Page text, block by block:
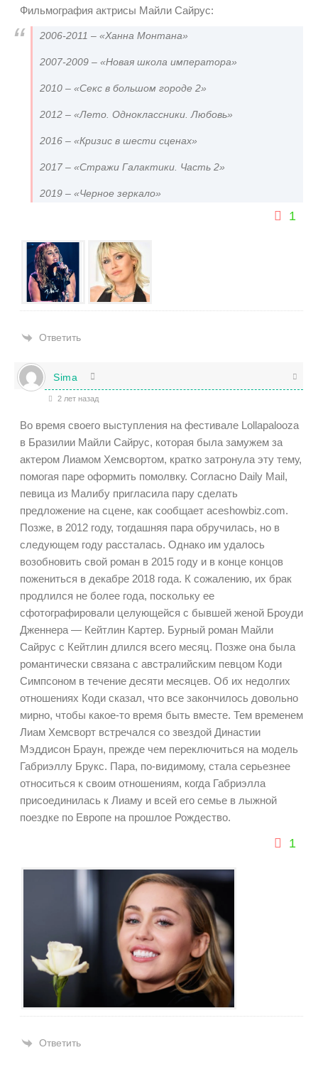
Фильмография актрисы Майли Сайрус:
2006-2011 – «Ханна Монтана»
2007-2009 – «Новая школа императора»
2010 – «Секс в большом городе 2»
2012 – «Лето. Одноклассники. Любовь»
2016 – «Кризис в шести сценах»
2017 – «Стражи Галактики. Часть 2»
2019 – «Черное зеркало»
1
Ответить
Sima
2 лет назад
Во время своего выступления на фестивале Lollapalooza
в Бразилии Майли Сайрус, которая была замужем за
актером Лиамом Хемсвортом, кратко затронула эту тему,
помогая паре оформить помолвку. Согласно Daily Mail,
певица из Малибу пригласила пару сделать
предложение на сцене, как сообщает aceshowbiz.com.
Позже, в 2012 году, тогдашняя пара обручилась, но в
следующем году рассталась. Однако им удалось
возобновить свой роман в 2015 году и в конце концов
пожениться в декабре 2018 года. К сожалению, их брак
продлился не более года, поскольку ее
сфотографировали целующейся с бывшей женой Броуди
Дженнера — Кейтлин Картер. Бурный роман Майли
Сайрус с Кейтлин длился всего месяц. Позже она была
романтически связана с австралийским певцом Коди
Симпсоном в течение десяти месяцев. Об их недолгих
отношениях Коди сказал, что все закончилось довольно
мирно, чтобы какое-то время быть вместе. Тем временем
Лиам Хемсворт встречался со звездой Династии
Мэддисон Браун, прежде чем переключиться на модель
Габриэллу Брукс. Пара, по-видимому, стала серьезнее
относиться к своим отношениям, когда Габриэлла
присоединилась к Лиаму и всей его семье в лыжной
поездке по Европе на прошлое Рождество.
1
Ответить